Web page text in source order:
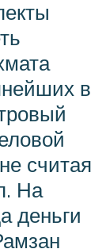
в
считая
На
деньги